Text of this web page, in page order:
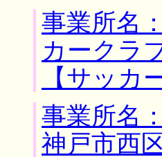
事業所名
カークラ
【サッカ
事業所名
神戸市西